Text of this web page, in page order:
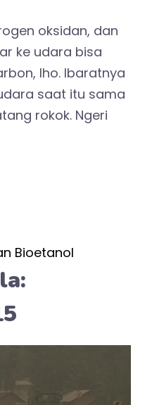
oksidan, dan
ke udara bisa
lho. Ibaratnya
saat itu sama
rokok. Ngeri
Bioetanol